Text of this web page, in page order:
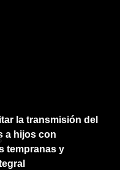
la transmisión del
a hijos con
tempranas y